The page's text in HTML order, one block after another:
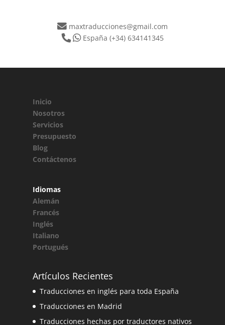
maxtraducciones@gmail.com
España (+34) 634141345
Inicio
Nosotros
Servicios
Presupuesto
Blog
Contáctenos
Idiomas
Alemán
Francés
Inglés
Italiano
Portugués
Artículos Recientes
Traducciones en inglés para toda España
Traducciones en Madrid
Traducciones hechas por traductores nativos